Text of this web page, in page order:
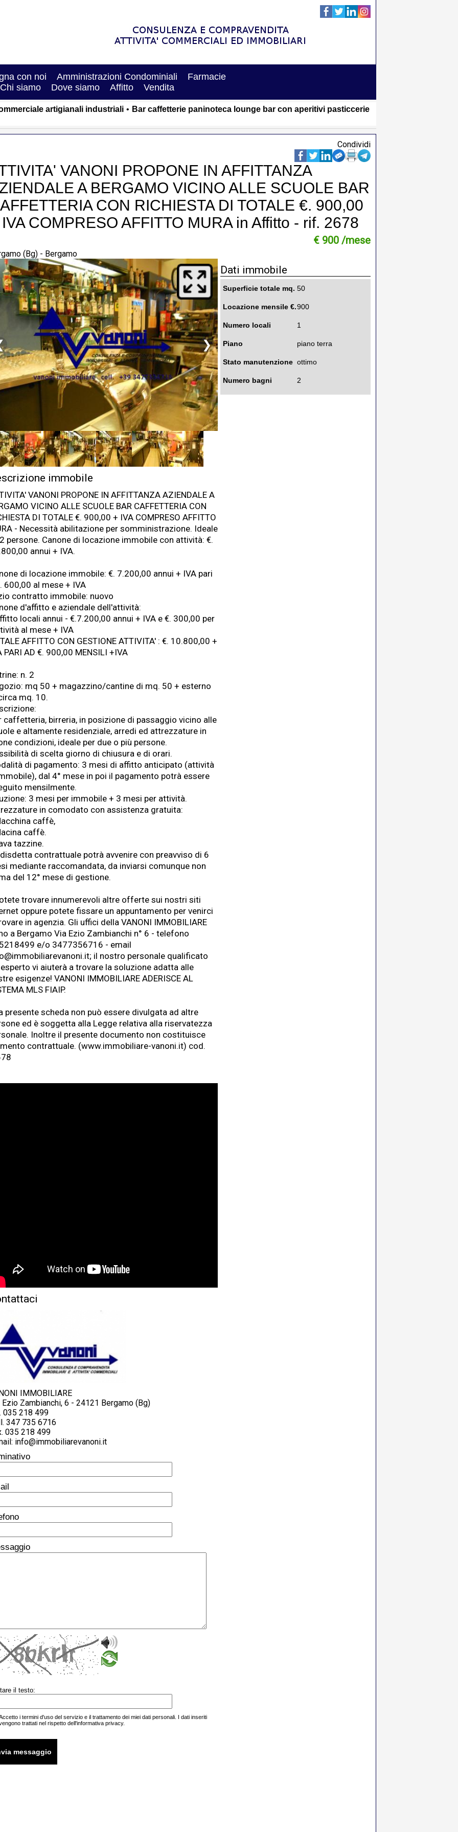
con noi Amministrazioni Condominiali
Farmacie
Chi siamo
Dove siamo Affitto Vendita
artigianali industriali • Bar caffetterie paninoteca lounge bar con aperitivi pasticcerie
Condividi
VANONI PROPONE IN AFFITTANZA
A BERGAMO VICINO ALLE SCUOLE BAR
CON RICHIESTA DI TOTALE €. 900,00
COMPRESO AFFITTO MURA in Affitto - rif. 2678
€ 900 /mese
(Bg) - Bergamo
❯
immobile
VANONI PROPONE IN AFFITTANZA AZIENDALE A
VICINO ALLE SCUOLE BAR CAFFETTERIA CON
DI TOTALE €. 900,00 + IVA COMPRESO AFFITTO
- Necessità abilitazione per somministrazione. Ideale
persone. Canone di locazione immobile con attività: €.
annui + IVA.
di locazione immobile: €. 7.200,00 annui + IVA pari
600,00 al mese + IVA
contratto immobile: nuovo
d'affitto e aziendale dell'attività:
locali annui - €.7.200,00 annui + IVA e €. 300,00 per
al mese + IVA
AFFITTO CON GESTIONE ATTIVITA' : €. 10.800,00 +
PARI AD €. 900,00 MENSILI +IVA
n. 2
mq 50 + magazzino/cantine di mq. 50 + esterno
mq. 10.
caffetteria, birreria, in posizione di passaggio vicino alle
e altamente residenziale, arredi ed attrezzature in
condizioni, ideale per due o più persone.
di scelta giorno di chiusura e di orari.
di pagamento: 3 mesi di affitto anticipato (attività
dal 4° mese in poi il pagamento potrà essere
mensilmente.
3 mesi per immobile + 3 mesi per attività.
in comodato con assistenza gratuita:
caffè,
caffè.
tazzine.
contrattuale potrà avvenire con preavviso di 6
mediante raccomandata, da inviarsi comunque non
del 12° mese di gestione.
trovare innumerevoli altre offerte sui nostri siti
oppure potete fissare un appuntamento per venirci
in agenzia. Gli uffici della VANONI IMMOBILIARE
a Bergamo Via Ezio Zambianchi n° 6 - telefono
e/o 3477356716 - email
immobiliarevanoni.it; il nostro personale qualificato
vi aiuterà a trovare la soluzione adatta alle
esigenze! VANONI IMMOBILIARE ADERISCE AL
MLS FIAIP.
presente scheda non può essere divulgata ad altre
ed è soggetta alla Legge relativa alla riservatezza
Inoltre il presente documento non costituisce
contrattuale. (www.immobiliare-vanoni.it) cod.
IMMOBILIARE
Ezio Zambianchi, 6 - 24121 Bergamo (Bg)
035 218 499
347 735 6716
035 218 499
info@immobiliarevanoni.it
il testo:
i termini d'uso del servizio e il trattamento dei miei dati personali . I dati inseriti
trattati nel rispetto dell'informativa privacy.
Dati immobile
Superficie totale mq. 50
Locazione mensile €.900
Numero locali 1
Piano piano terra
Stato manutenzione ottimo
Numero bagni 2